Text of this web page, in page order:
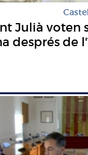
Julià
després de